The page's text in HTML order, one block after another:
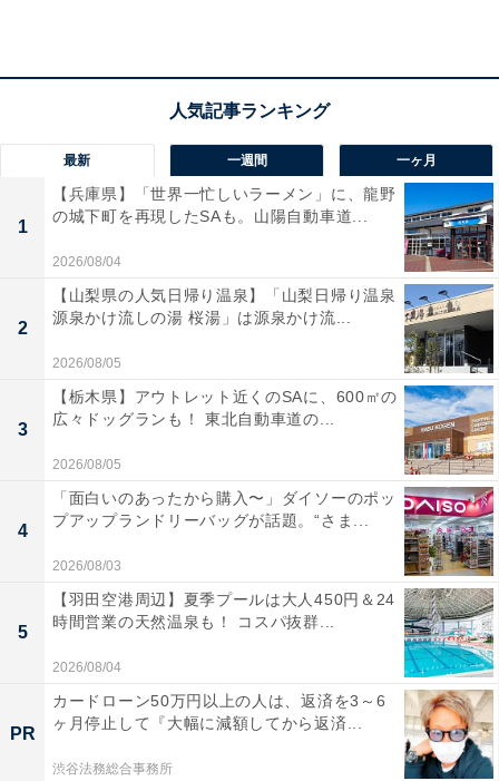
さらに2週間の期間限定で、全国145の映画館でリバイバ
ル上映も行われています。
ぜひ全国の映画館や各種動画サブスクリプションサービ
スで“15年目のサマーウォーズ”を楽しんでみては。
15年前の今日、あなたは何をしていましたか？ この機会
この記事の筆者： 石川 カズキ
1984年沖縄県生まれ。筑波大学人間学類卒業後、会社員
を経て芸人・作家・コピーライターに。エレキコミッ
ク・ラーメンズを輩出した芸能事務所トゥインクル・コ
ーポレーション所属。第60回宣伝会議賞コピーゴールド
受賞、LOFT公式YouTubeチャンネル『コントするイシ
カワくん』シリーズのコント台本・出演、KNBラジオ
CMコンテスト2020・2023協賛社賞受賞など。お仕事あ
ればお気軽にご連絡ください。AIから仕事を奪うのが目
最新 一週間 一ヶ月
1
【兵庫県】「世界一忙しいラーメン」に、龍野
の城下町を再現したSAも。山陽自動車道...
2026/08/04
2
【山梨県の人気日帰り温泉】「山梨日帰り温泉
源泉かけ流しの湯 桜湯」は源泉かけ流...
2026/08/05
3
【栃木県】アウトレット近くのSAに、600㎡の
広々ドッグランも！ 東北自動車道の...
2026/08/05
4
「面白いのあったから購入〜」ダイソーのポッ
プアップランドリーバッグが話題。“さま...
2026/08/03
5
【羽田空港周辺】夏季プールは大人450円＆24
時間営業の天然温泉も！ コスパ抜群...
2026/08/04
PR
カードローン50万円以上の人は、返済を3～6
ヶ月停止して『大幅に減額してから返済...
渋谷法務総合事務所